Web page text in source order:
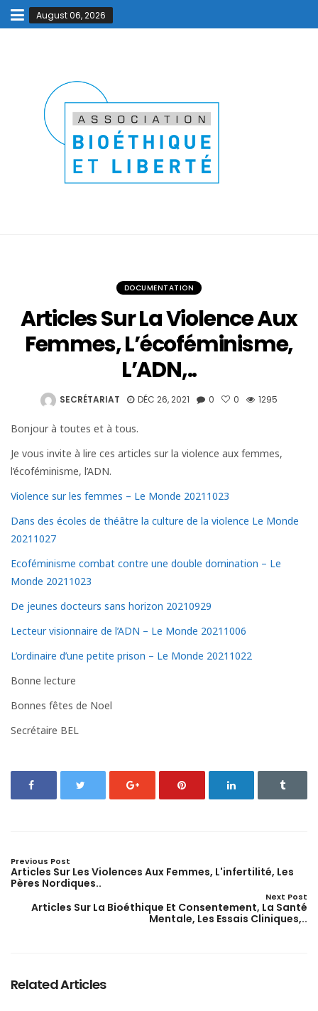
August 06, 2026
DOCUMENTATION
Articles Sur La Violence Aux
Femmes, L’écoféminisme,
L’ADN,..
SECRÉTARIAT DÉC 26, 2021 0 0 1295
Bonjour à toutes et à tous.
Je vous invite à lire ces articles sur la violence aux femmes,
l’écoféminisme, l’ADN.
Violence sur les femmes – Le Monde 20211023
Dans des écoles de théâtre la culture de la violence Le Monde
20211027
Ecoféminisme combat contre une double domination – Le
Monde 20211023
De jeunes docteurs sans horizon 20210929
Lecteur visionnaire de l’ADN – Le Monde 20211006
L’ordinaire d’une petite prison – Le Monde 20211022
Bonne lecture
Bonnes fêtes de Noel
Secrétaire BEL
Previous Post
Articles Sur Les Violences Aux Femmes, L'infertilité, Les
Pères Nordiques..
Next Post
Articles Sur La Bioéthique Et Consentement, La Santé
Mentale, Les Essais Cliniques,..
Related Articles